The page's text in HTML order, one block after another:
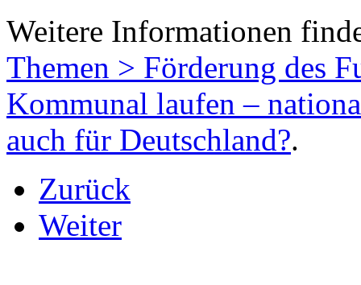
Weitere Informationen
Themen > Förderung des
Kommunal laufen –
auch für Deutschland?.
Zurück
Weiter